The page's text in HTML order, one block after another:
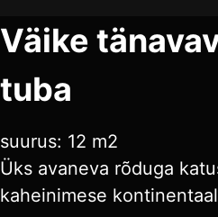
Väike
tuba
suurus: 12 m2
Üks avaneva rõduga
kaheinimese